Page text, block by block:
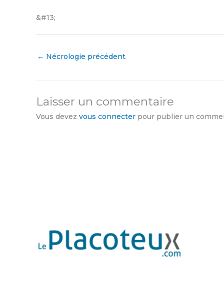
&#13;
← Nécrologie précédent
Laisser un commentaire
Vous devez vous connecter pour publier un